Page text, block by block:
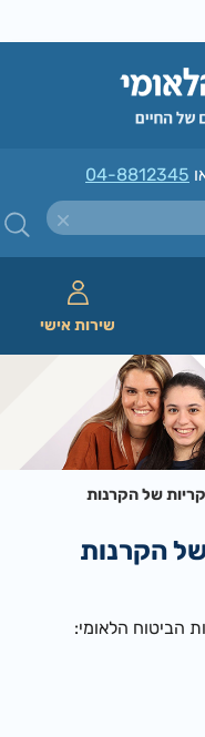
04-8812345
שירות אישי
של הקרנות
הקרנות
הביטוח הלאומי: